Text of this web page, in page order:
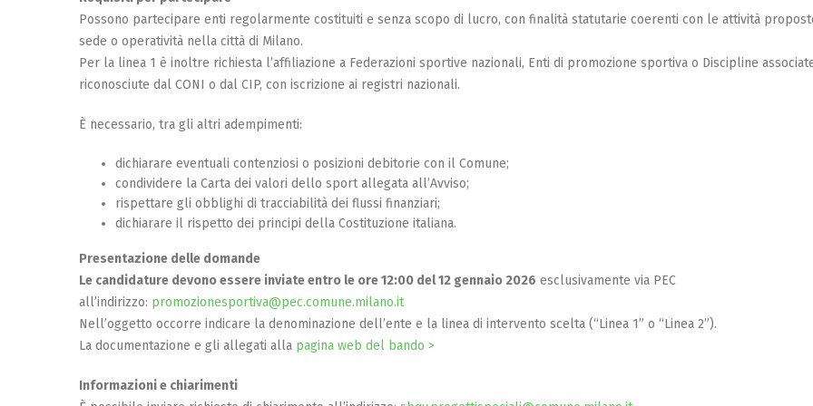
Possono partecipare enti regolarmente costituiti e senza scopo di lucro, con finalità statutarie coerenti con le attività
sede o operatività nella città di Milano.
Per la linea 1 è inoltre richiesta l’affiliazione a Federazioni sportive nazionali, Enti di promozione sportiva o Discipline
riconosciute dal CONI o dal CIP, con iscrizione ai registri nazionali.
È necessario, tra gli altri adempimenti:
dichiarare eventuali contenziosi o posizioni debitorie con il Comune;
condividere la Carta dei valori dello sport allegata all’Avviso;
rispettare gli obblighi di tracciabilità dei flussi finanziari;
dichiarare il rispetto dei principi della Costituzione italiana.
Presentazione delle domande
Le candidature devono essere inviate entro le ore 12:00 del 12 gennaio 2026 esclusivamente via PEC
all’indirizzo: promozionesportiva@pec.comune.milano.it
Nell’oggetto occorre indicare la denominazione dell’ente e la linea di intervento scelta (“Linea 1” o “Linea 2”).
La documentazione e gli allegati alla pagina web del bando >
Informazioni e chiarimenti